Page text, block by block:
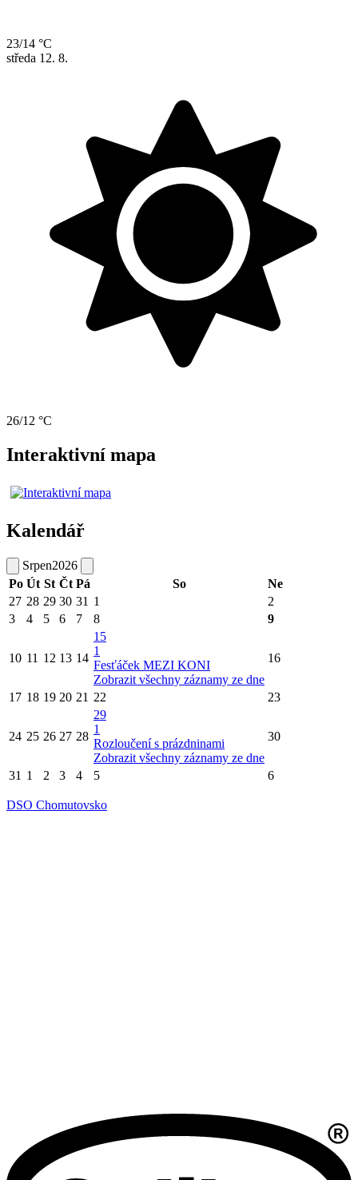
23/14 °C
středa 12. 8.
26/12 °C
Interaktivní mapa
Kalendář
Srpen2026
Po Út St Čt Pá So
Ne
27 28 29 30 31 1
2
3
4 5 6 7 8 9
10 11 12 13 14
15
1
Fesťáček MEZI KONI
Zobrazit všechny záznamy ze dne
16
17 18 19 20 21 22 23
24 25 26 27 28
29
1
Rozloučení s prázdninami
Zobrazit všechny záznamy ze dne
30
31 1 2 3 4 5 6
DSO Chomutovsko